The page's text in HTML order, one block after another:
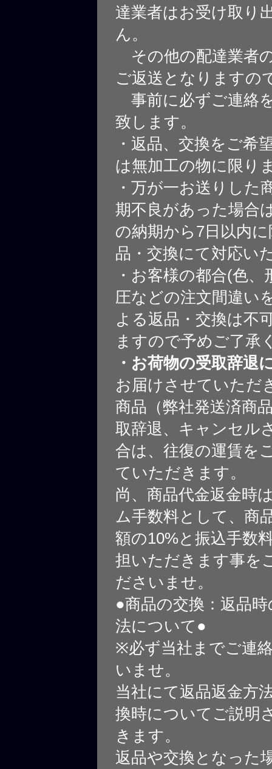
達業者はお受け取り
ん。
その他の配達業者
ご返送となりますの
事前に必ずご連絡
致します。
・返品、交換をご希
は無加工の物に限り
・万が一お送りした
期不良があった場合
の納期から7日以内
品・交換にて対応い
・お客様の都合(色、
圧などの注文間違い
よる返品・交換は不
ますので予めご了承
・お荷物の受取辞退
お届けさせていただ
商品（弊社発送済商
取辞退、キャンセル
合は、往復の運賃を
ていただきます。
尚、商品代金返金時
ム手数料として、商
額の10%と振込手数
担いただきます事を
ださいませ。
●商品の交換：返品
法について●
※必ず当社までご連
いませ。
当社にて返品返金方
換時についてご説明
きます。
返品や交換となった